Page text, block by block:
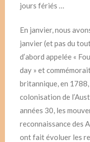
jours fériés …
En janvier, nous
janvier (et pas du
d’abord appelée «
day » et
britannique, en
colonisation de
années 30, les
reconnaissance des
ont fait évoluer les